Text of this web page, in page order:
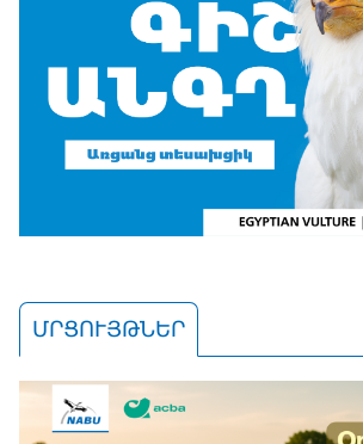
ՄՐՑՈՒՅԹՆԵՐ